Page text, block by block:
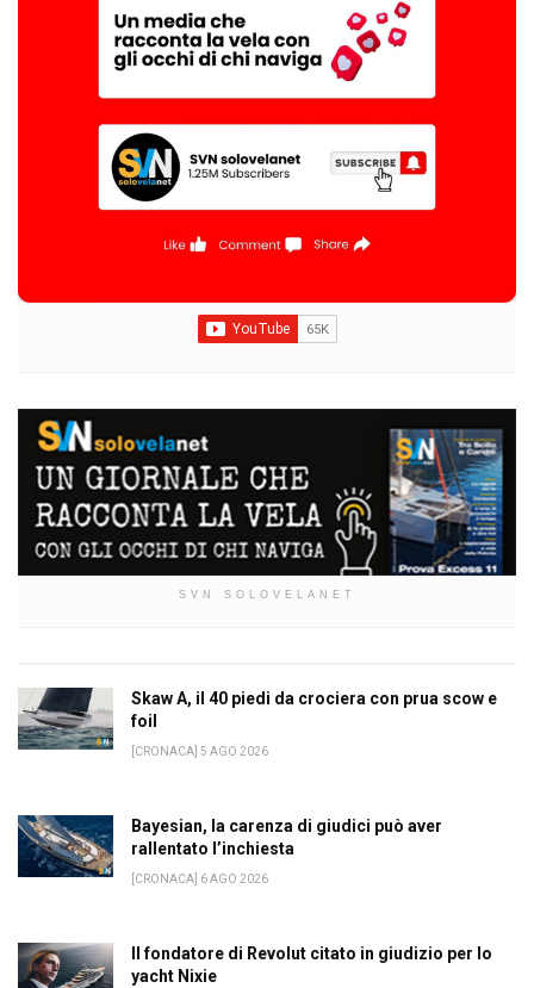
SVN SOLOVELANET
Skaw A, il 40 piedi da crociera con prua scow e
foil
[CRONACA] 5 AGO 2026
Bayesian, la carenza di giudici può aver
rallentato l’inchiesta
[CRONACA] 6 AGO 2026
Il fondatore di Revolut citato in giudizio per lo
yacht Nixie